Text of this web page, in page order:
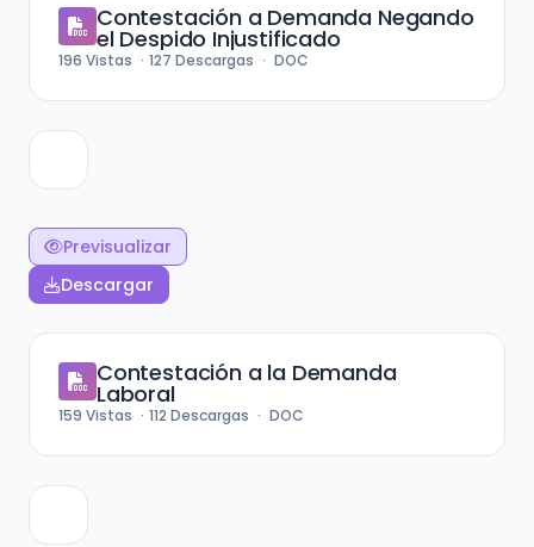
Contestación a Demanda Negando
el Despido Injustificado
196 Vistas 127 Descargas DOC
Previsualizar
Descargar
Contestación a la Demanda
Laboral
159 Vistas 112 Descargas DOC